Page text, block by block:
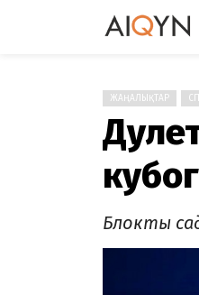
ЖАҢАЛЫҚТАР
Блокты